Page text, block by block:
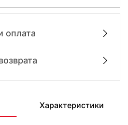
оплата
Характеристики